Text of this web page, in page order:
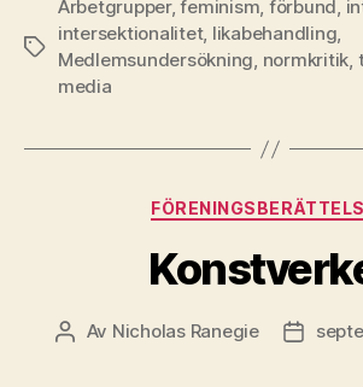
Etiketter
Arbetgrupper,feminism, förbund,
intersektionalitet, likabehandling,
Medlemsundersökning, normkritik,
media
Inläggsförfattare
Av Nicholas Ranegie